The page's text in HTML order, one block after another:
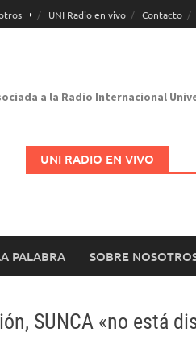
UNI Radio en vivo Contacto
a la Radio Internacional
UNI RADIO EN VIVO
PALABRA SOBRE
SUNCA «no está